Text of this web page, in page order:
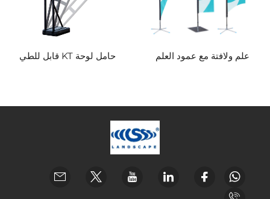
علم ولافتة مع عمود العلم حامل لوحة KT قابل للطي